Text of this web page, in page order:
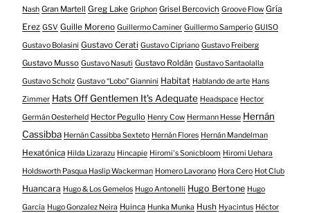
Nash Gran Martell Greg Lake Griphon Grisel Bercovich Groove Flow Gría
Erez GSV Guille Moreno Guillermo Caminer Guillermo Samperio GUISO
Gustavo Bolasini Gustavo Cerati Gustavo Cipriano Gustavo Freiberg
Gustavo Musso Gustavo Nasuti Gustavo Roldán Gustavo Santaolalla
Gustavo Scholz Gustavo “Lobo” Giannini Habitat Hablando de arte Hans
Zimmer Hats Off Gentlemen It's Adequate Headspace Hector
Germán Oesterheld Hector Pegullo Henry Cow Hermann Hesse Hernán
Cassibba Hernán Cassibba Sexteto Hernán Flores Hernán Mandelman
Hexatónica Hilda Lizarazu Hincapie Hiromi's Sonicbloom Hiromi Uehara
Holdsworth Pasqua Haslip Wackerman Homero Lavorano Hora Cero Hot Club
Huancara Hugo & Los Gemelos Hugo Antonelli Hugo Bertone Hugo
García Hugo Gonzalez Neira Huinca Hunka Munka Hush Hyacintus Héctor